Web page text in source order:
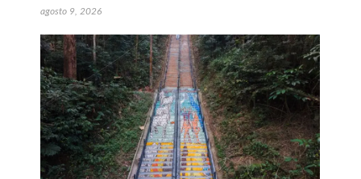
agosto 9, 2026